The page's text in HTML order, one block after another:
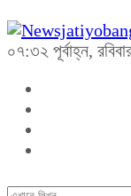
০৭:৩২ পূর্বাহ্ন,